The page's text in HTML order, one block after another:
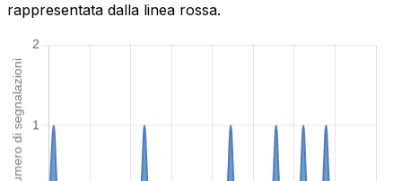
rappresentata dalla linea rossa.